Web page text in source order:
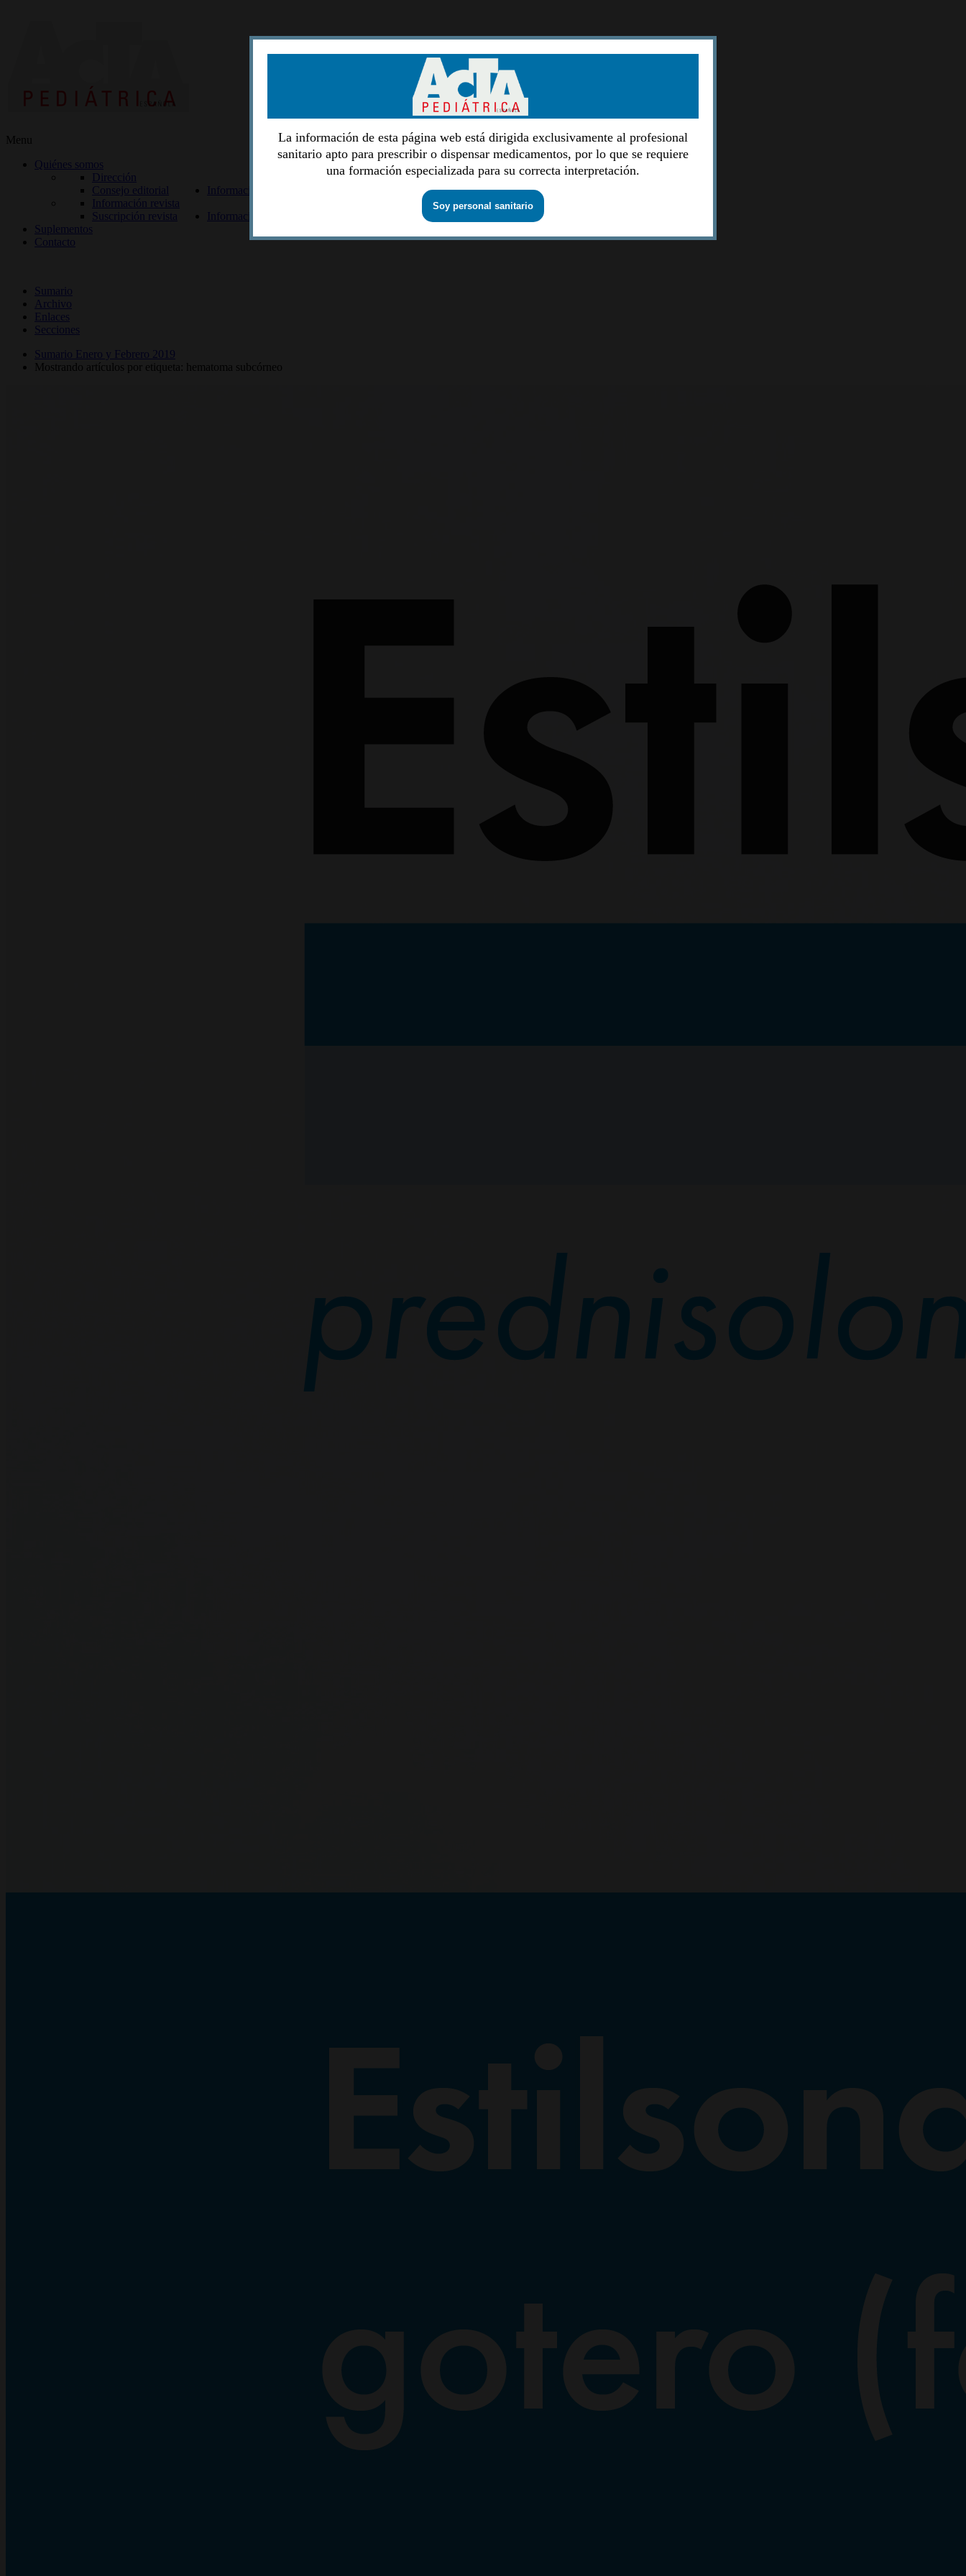
Menu
Quiénes somos
Dirección
Consejo editorial
Información lectores
Información revista
Suscripción revista
Información autores
Suplementos
Contacto
Sumario
Archivo
Enlaces
Secciones
Sumario Enero y Febrero 2019
Mostrando artículos por etiqueta: hematoma subcórneo
La información de esta página web está dirigida exclusivamente al profesional
sanitario apto para prescribir o dispensar medicamentos, por lo que se requiere
una formación especializada para su correcta interpretación.
Soy personal sanitario